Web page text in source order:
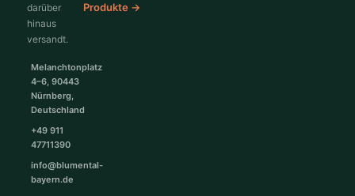
darüber
hinaus
versandt.
Melanchtonplatz
4–6, 90443
Nürnberg,
Deutschland
+49 911
47711390
info@blumental-
bayern.de
Produkte →